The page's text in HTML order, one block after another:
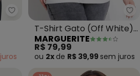
Cativa - Blusa Plus Size em
juros
T-Shirt Gato (Off White)
em Malha de Algodão
MARGUERITE
R$ 79,99
ou 2x de R$ 39,99 sem juros